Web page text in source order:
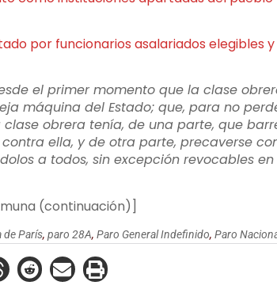
por funcionarios asalariados elegibles
el primer momento que la clase
máquina del Estado; que, para no
obrera tenía, de una parte, que
ella, y de otra parte, precaverse
a todos, sin excepción revocables
(continuación)]
de París,paro 28A,Paro General Indefinido,Paro